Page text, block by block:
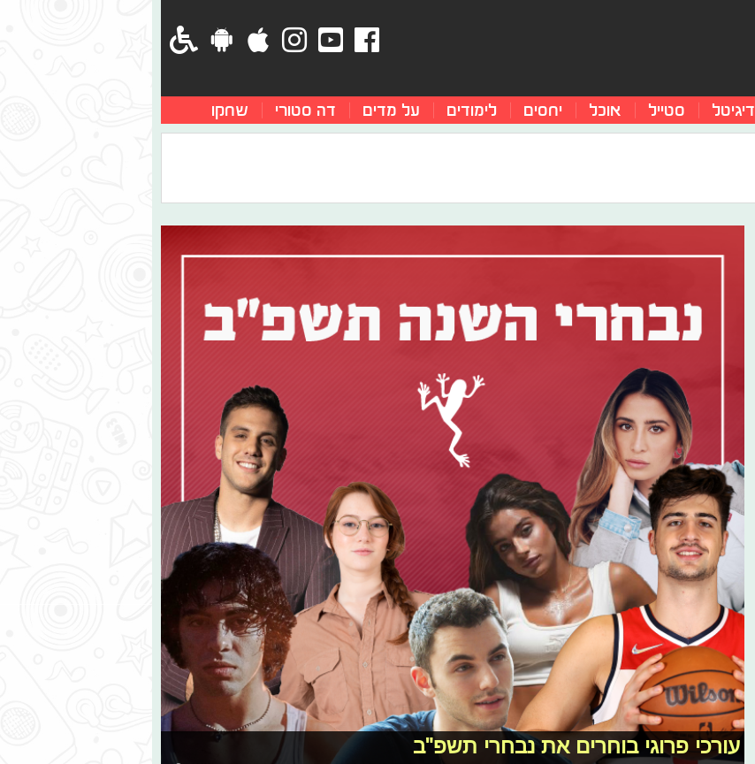
דיגיטל סטייל אוכל יחסים לימודים על מדים דה סטורי שחקו
עורכי פרוגי בוחרים את נבחרי תשפ"ב